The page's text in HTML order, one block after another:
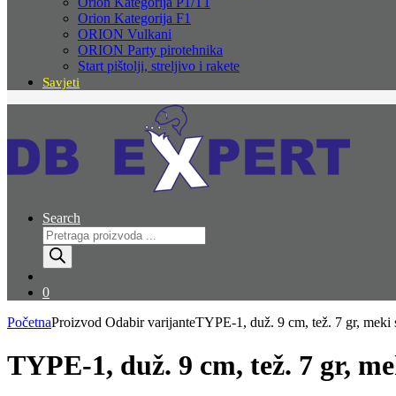
Orion Kategorija F1
ORION Vulkani
ORION Party pirotehnika
Start pištolji, streljivo i rakete
Savjeti
Search
Products
search
0
PočetnaProizvod Odabir varijanteTYPE-1, duž. 9 cm, tež. 7 gr, meki
TYPE-1, duž. 9 cm, tež. 7 gr,